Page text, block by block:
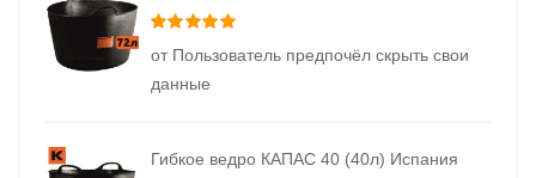
от Пользователь предпочёл скрыть свои
данные
Гибкое ведро КАПАС 40 (40л) Испания